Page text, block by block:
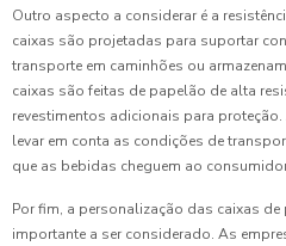
Outro aspecto a considerar é a
caixas são projetadas para suportar
transporte em caminhões ou
caixas são feitas de papelão de alta
revestimentos adicionais para
levar em conta as condições de
que as bebidas cheguem ao
Por fim, a personalização das caixas
importante a ser considerado. As